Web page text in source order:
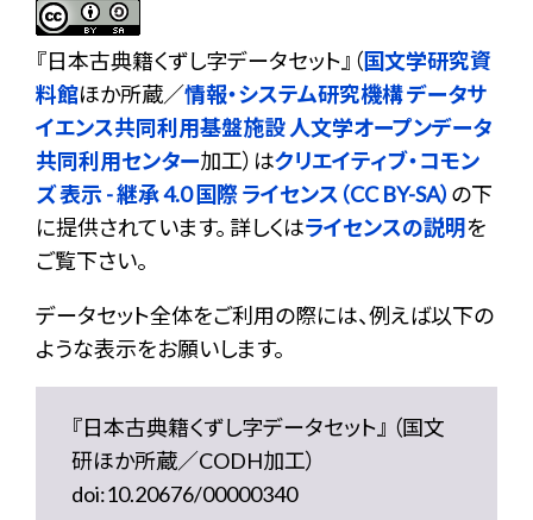
『日本古典籍くずし字データセット 』（国文学研究資
料館ほか所蔵／情報・システム研究機構 データサ
イエンス共同利用基盤施設 人文学オープンデータ
共同利用センター加工）はクリエイティブ・コモン
ズ 表示 - 継承 4.0 国際 ライセンス（CC BY-SA） の下
に提供されています。 詳しくはライセンスの説明を
ご覧下さい。
データセット全体をご利用の際には、例えば以下の
ような表示をお願いします。
『日本古典籍くずし字データセット』 （国文
研ほか所蔵／CODH加工）
doi:10.20676/00000340